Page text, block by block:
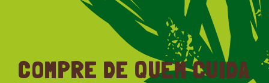
COMPRE DE QUEM CUIDA